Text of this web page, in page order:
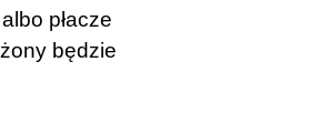
płacze
będzie